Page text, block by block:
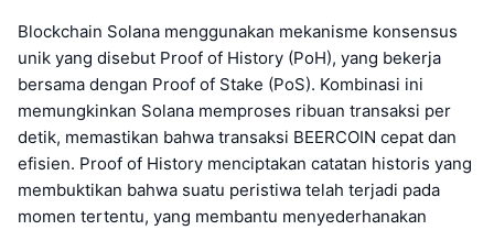
Blockchain Solana menggunakan mekanisme konsensus
unik yang disebut Proof of History (PoH), yang bekerja
bersama dengan Proof of Stake (PoS). Kombinasi ini
memungkinkan Solana memproses ribuan transaksi per
detik, memastikan bahwa transaksi BEERCOIN cepat dan
efisien. Proof of History menciptakan catatan historis yang
membuktikan bahwa suatu peristiwa telah terjadi pada
momen tertentu, yang membantu menyederhanakan